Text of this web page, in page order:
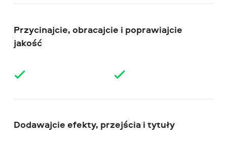
Przycinajcie, obracajcie i poprawiajcie
jakość
Dodawajcie efekty, przejścia i tytuły